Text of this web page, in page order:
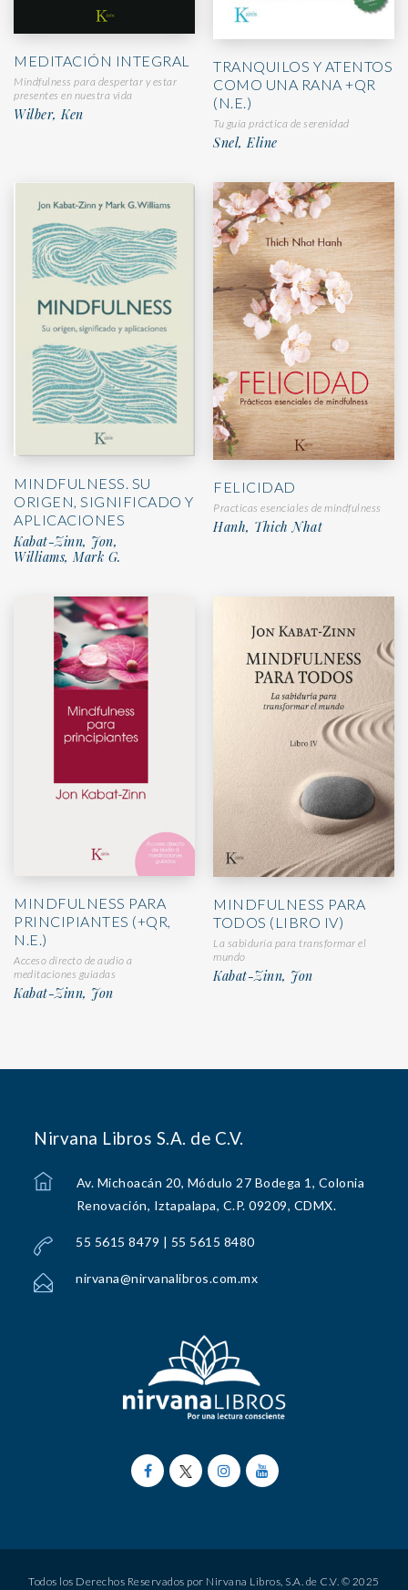
MEDITACIÓN INTEGRAL
Mindfulness para despertar y estar
presentes en nuestra vida
Wilber, Ken
TRANQUILOS Y ATENTOS
COMO UNA RANA +QR
(N.E.)
Tu guía práctica de serenidad
Snel, Eline
MINDFULNESS. SU
ORIGEN, SIGNIFICADO Y
APLICACIONES
Kabat-Zinn, Jon,
Williams, Mark G.
FELICIDAD
Practicas esenciales de mindfulness
Hanh, Thich Nhat
MINDFULNESS PARA
PRINCIPIANTES (+QR,
N.E.)
Acceso directo de audio a
meditaciones guiadas
Kabat-Zinn, Jon
MINDFULNESS PARA
TODOS (LIBRO IV)
La sabiduría para transformar el
mundo
Kabat-Zinn, Jon
Nirvana Libros S.A. de C.V.
Av. Michoacán 20, Módulo 27 Bodega 1, Colonia
Renovación, Iztapalapa, C.P. 09209, CDMX.
55 5615 8479 | 55 5615 8480
nirvana@nirvanalibros.com.mx
Todos los Derechos Reservados por Nirvana Libros, S.A. de C.V. © 2025